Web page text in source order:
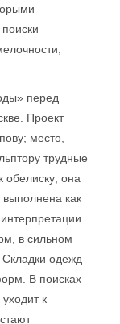
перед
Проект
место,
трудные
обелиску; она
как
в сильном
одежд
В поисках
к